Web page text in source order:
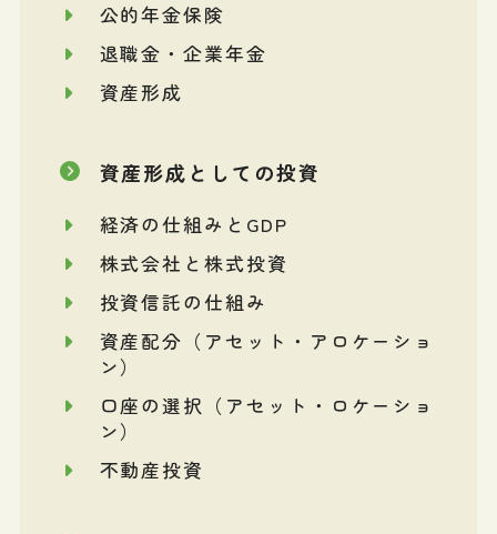
公的年金保険
退職金・企業年金
資産形成
資産形成としての投資
経済の仕組みとGDP
株式会社と株式投資
投資信託の仕組み
資産配分（アセット・アロケーショ
ン）
口座の選択（アセット・ロケーショ
ン）
不動産投資